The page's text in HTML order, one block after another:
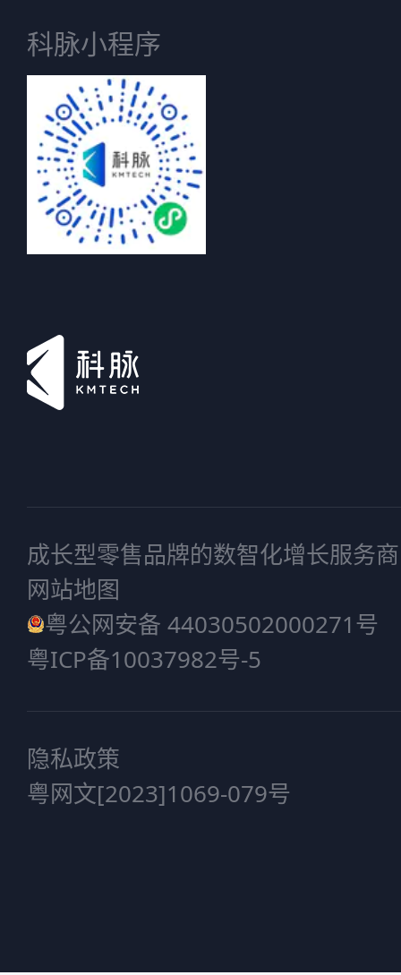
科脉小程序
成长型零售品牌的数智化增长服务商
网站地图
粤公网安备 44030502000271号
粤ICP备10037982号-5
隐私政策
粤网文[2023]1069-079号